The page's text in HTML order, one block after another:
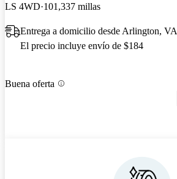
LS 4WD 101,337 millas
Entrega a domicilio desde Arlington, VA
El precio incluye envío de $184
Buena oferta